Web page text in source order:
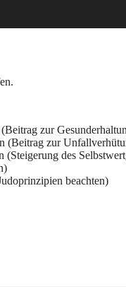
zur
(Beitrag zur
(Steigerung des
beachten)